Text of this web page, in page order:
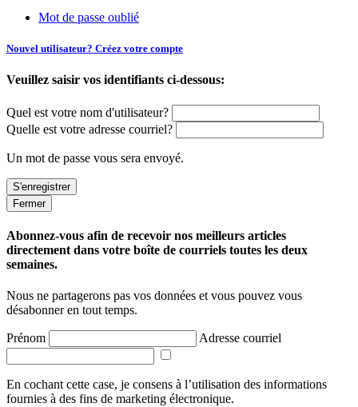
Mot de passe oublié
Nouvel utilisateur? Créez votre compte
Veuillez saisir vos identifiants ci-dessous:
Quel est votre nom d'utilisateur?
Quelle est votre adresse courriel?
Un mot de passe vous sera envoyé.
Fermer
Abonnez-vous afin de recevoir nos meilleurs articles
directement dans votre boîte de courriels toutes les deux
semaines.
Nous ne partagerons pas vos données et vous pouvez vous
désabonner en tout temps.
Prénom Adresse courriel
En cochant cette case, je consens à l’utilisation des informations
fournies à des fins de marketing électronique.